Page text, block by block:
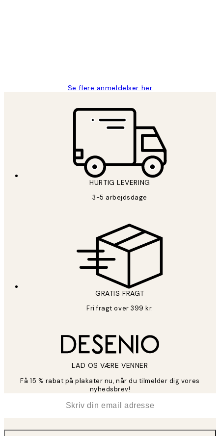
Se flere anmeldelser her
HURTIG LEVERING
3-5 arbejdsdage
GRATIS FRAGT
Fri fragt over 399 kr.
LAD OS VÆRE VENNER
Få 15 % rabat på plakater nu, når du tilmelder dig vores
nyhedsbrev!